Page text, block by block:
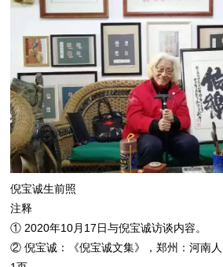
倪宝诚生前照
注释
① 2020年10月17日与倪宝诚访谈内容。
② 倪宝诚：《倪宝诚文集》，郑州：河南